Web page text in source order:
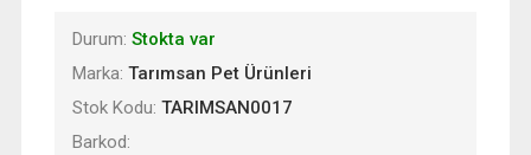
Durum: Stokta var
Marka: Tarımsan Pet Ürünleri
Stok Kodu: TARIMSAN0017
Barkod: